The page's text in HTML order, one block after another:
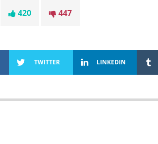
420 447
TWITTER LINKEDIN